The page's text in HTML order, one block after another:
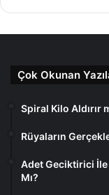
Çok Okunan
Spiral Kilo Aldırır
Rüyaların
Adet Geciktirici İle
Mı?